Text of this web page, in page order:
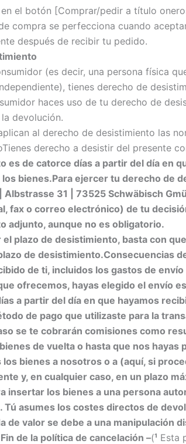
el botón [Comprar/pedir a título
compra se perfecciona cuando
después de recibir tu pedido.
(es decir, una persona física
tienes derecho de
haces uso de tu derecho de
devolución.
al derecho de desistimiento las
derecho a desistir del presente
es de catorce días a partir del día en
bienes.Para ejercer tu derecho de
Albstrasse 31 | 73525 Schwäbisch
fax o correo electrónico) de tu
adjunto, aunque no es obligatorio.
el plazo de desistimiento, basta con
de desistimiento.Consecuencias
de ti, incluidos los gastos de
ofrecemos, hayas elegido el envío
a partir del día en que hayamos
de pago que utilizaste para la
se te cobrarán comisiones como
de vuelta o hasta que nos
bienes a nosotros o a (aquí, si
y, en cualquier caso, en un plazo
insertar los bienes a una persona
Tú asumes los costes directos de
de valor se debe a una manipulación
de la política de cancelación –(¹ Esta